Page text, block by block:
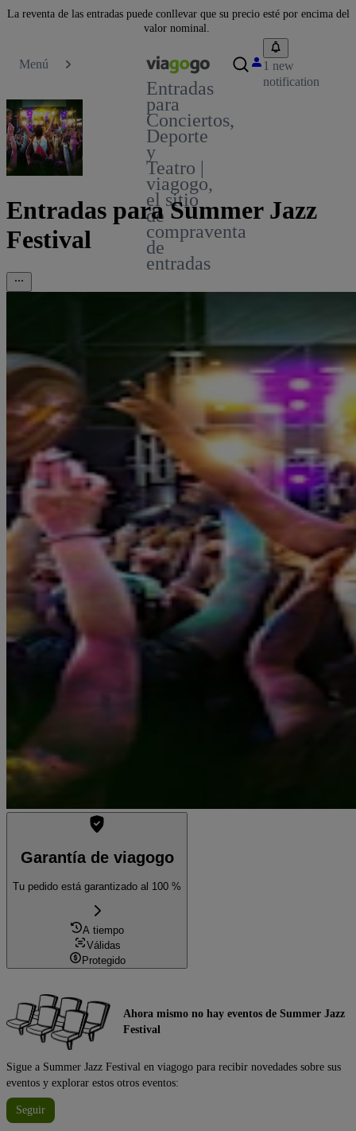
La reventa de las entradas puede conllevar que su precio esté por encima del
valor nominal.
Menú
Entradas
para
Conciertos,
Deporte
y
Teatro |
viagogo,
el sitio
de
compraventa
de
entradas
1 new
notification
Entradas para Summer Jazz
Festival
Garantía de viagogo
Tu pedido está garantizado al 100 %
A tiempo
Válidas
Protegido
Ahora mismo no hay eventos de Summer Jazz
Festival
Sigue a Summer Jazz Festival en viagogo para recibir novedades sobre sus
eventos y explorar estos otros eventos:
Seguir